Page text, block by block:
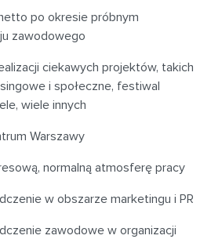
po okresie próbnym
zawodowego
ciekawych projektów, takich
i społeczne, festiwal
wiele innych
Warszawy
normalną atmosferę pracy
w obszarze marketingu i PR
zawodowe w organizacji